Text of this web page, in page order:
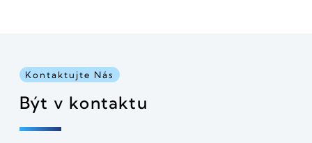
Kontaktujte Nás
Být v kontaktu